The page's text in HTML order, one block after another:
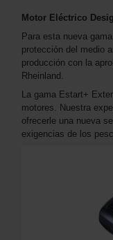
Motor Eléctrico
Para esta nueva
protección del medio
producción con la
Rheinland.
La gama Estart+
motores. Nuestra
ofrecerle una nueva
exigencias de los